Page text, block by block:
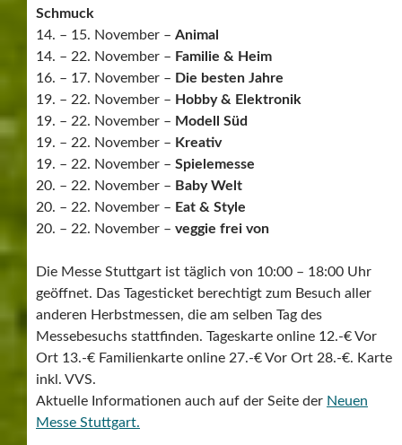
Schmuck
14. – 15. November – Animal
14. – 22. November – Familie & Heim
16. – 17. November – Die besten Jahre
19. – 22. November – Hobby & Elektronik
19. – 22. November – Modell Süd
19. – 22. November – Kreativ
19. – 22. November – Spielemesse
20. – 22. November – Baby Welt
20. – 22. November – Eat & Style
20. – 22. November – veggie frei von
Die Messe Stuttgart ist täglich von 10:00 – 18:00 Uhr
geöffnet. Das Tagesticket berechtigt zum Besuch aller
anderen Herbstmessen, die am selben Tag des
Messebesuchs stattfinden. Tageskarte online 12.-€ Vor
Ort 13.-€ Familienkarte online 27.-€ Vor Ort 28.-€. Karte
inkl. VVS.
Aktuelle Informationen auch auf der Seite der Neuen
Messe Stuttgart.